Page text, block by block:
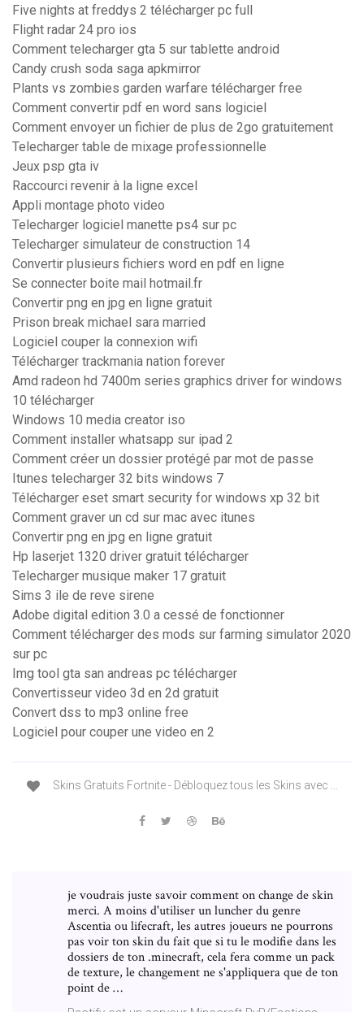
Five nights at freddys 2 télécharger pc full
Flight radar 24 pro ios
Comment telecharger gta 5 sur tablette android
Candy crush soda saga apkmirror
Plants vs zombies garden warfare télécharger free
Comment convertir pdf en word sans logiciel
Comment envoyer un fichier de plus de 2go gratuitement
Telecharger table de mixage professionnelle
Jeux psp gta iv
Raccourci revenir à la ligne excel
Appli montage photo video
Telecharger logiciel manette ps4 sur pc
Telecharger simulateur de construction 14
Convertir plusieurs fichiers word en pdf en ligne
Se connecter boite mail hotmail.fr
Convertir png en jpg en ligne gratuit
Prison break michael sara married
Logiciel couper la connexion wifi
Télécharger trackmania nation forever
Amd radeon hd 7400m series graphics driver for windows
10 télécharger
Windows 10 media creator iso
Comment installer whatsapp sur ipad 2
Comment créer un dossier protégé par mot de passe
Itunes telecharger 32 bits windows 7
Télécharger eset smart security for windows xp 32 bit
Comment graver un cd sur mac avec itunes
Convertir png en jpg en ligne gratuit
Hp laserjet 1320 driver gratuit télécharger
Telecharger musique maker 17 gratuit
Sims 3 ile de reve sirene
Adobe digital edition 3.0 a cessé de fonctionner
Comment télécharger des mods sur farming simulator 2020
sur pc
Img tool gta san andreas pc télécharger
Convertisseur video 3d en 2d gratuit
Convert dss to mp3 online free
Logiciel pour couper une video en 2
️ Skins Gratuits Fortnite - Débloquez tous les Skins avec ...
je voudrais juste savoir comment on change de skin
merci. A moins d'utiliser un luncher du genre
Ascentia ou lifecraft, les autres joueurs ne pourrons
pas voir ton skin du fait que si tu le modifie dans les
dossiers de ton .minecraft, cela fera comme un pack
de texture, le changement ne s'appliquera que de ton
point de …